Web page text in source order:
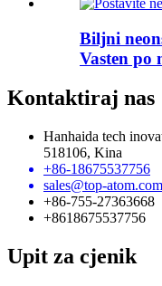
Biljni
Vasten po
Kontaktiraj nas
Hanhaida tech
518106, Kina
+86-18675537756
sales@top-atom.com
+86-755-27363668
+8618675537756
Upit za cjenik